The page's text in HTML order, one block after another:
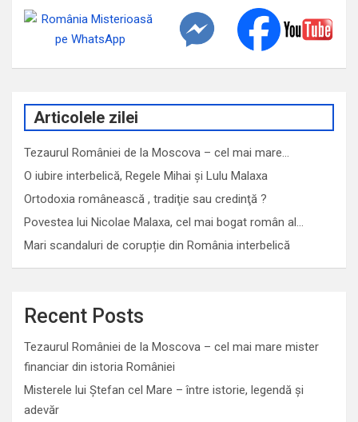
Articolele zilei
Tezaurul României de la Moscova – cel mai mare…
O iubire interbelică, Regele Mihai și Lulu Malaxa
Ortodoxia românească , tradiţie sau credinţă ?
Povestea lui Nicolae Malaxa, cel mai bogat român al…
Mari scandaluri de corupție din România interbelică
Recent Posts
Tezaurul României de la Moscova – cel mai mare mister
financiar din istoria României
Misterele lui Ștefan cel Mare – între istorie, legendă și
adevăr